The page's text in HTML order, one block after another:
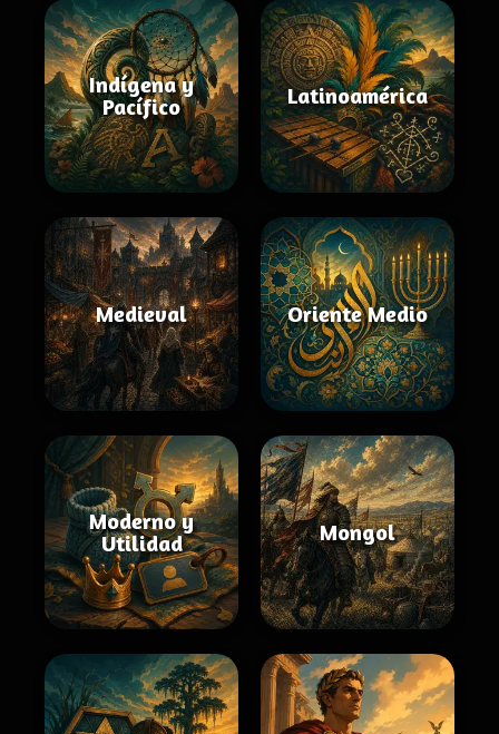
Indígena y
Pacífico
Latinoamérica
Medieval Oriente Medio
Moderno y
Utilidad
Mongol